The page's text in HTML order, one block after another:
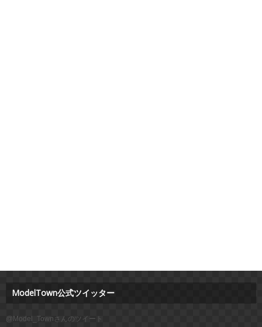
ModelTown公式ツイッター
@Model_Townさんのツイート